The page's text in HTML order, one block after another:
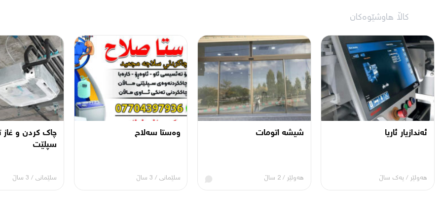
کاڵا هاوشێوەکان
ئەندازیار ئاریا
هەولێر / یه‌ك ساڵ
شیشه اتومات
هەولێر / 2 ساڵ
وەستا سەلاح
سلێمانی / 3 ساڵ
چاک کردن و غاز
سپلێت
سلێمانی / 3 ساڵ